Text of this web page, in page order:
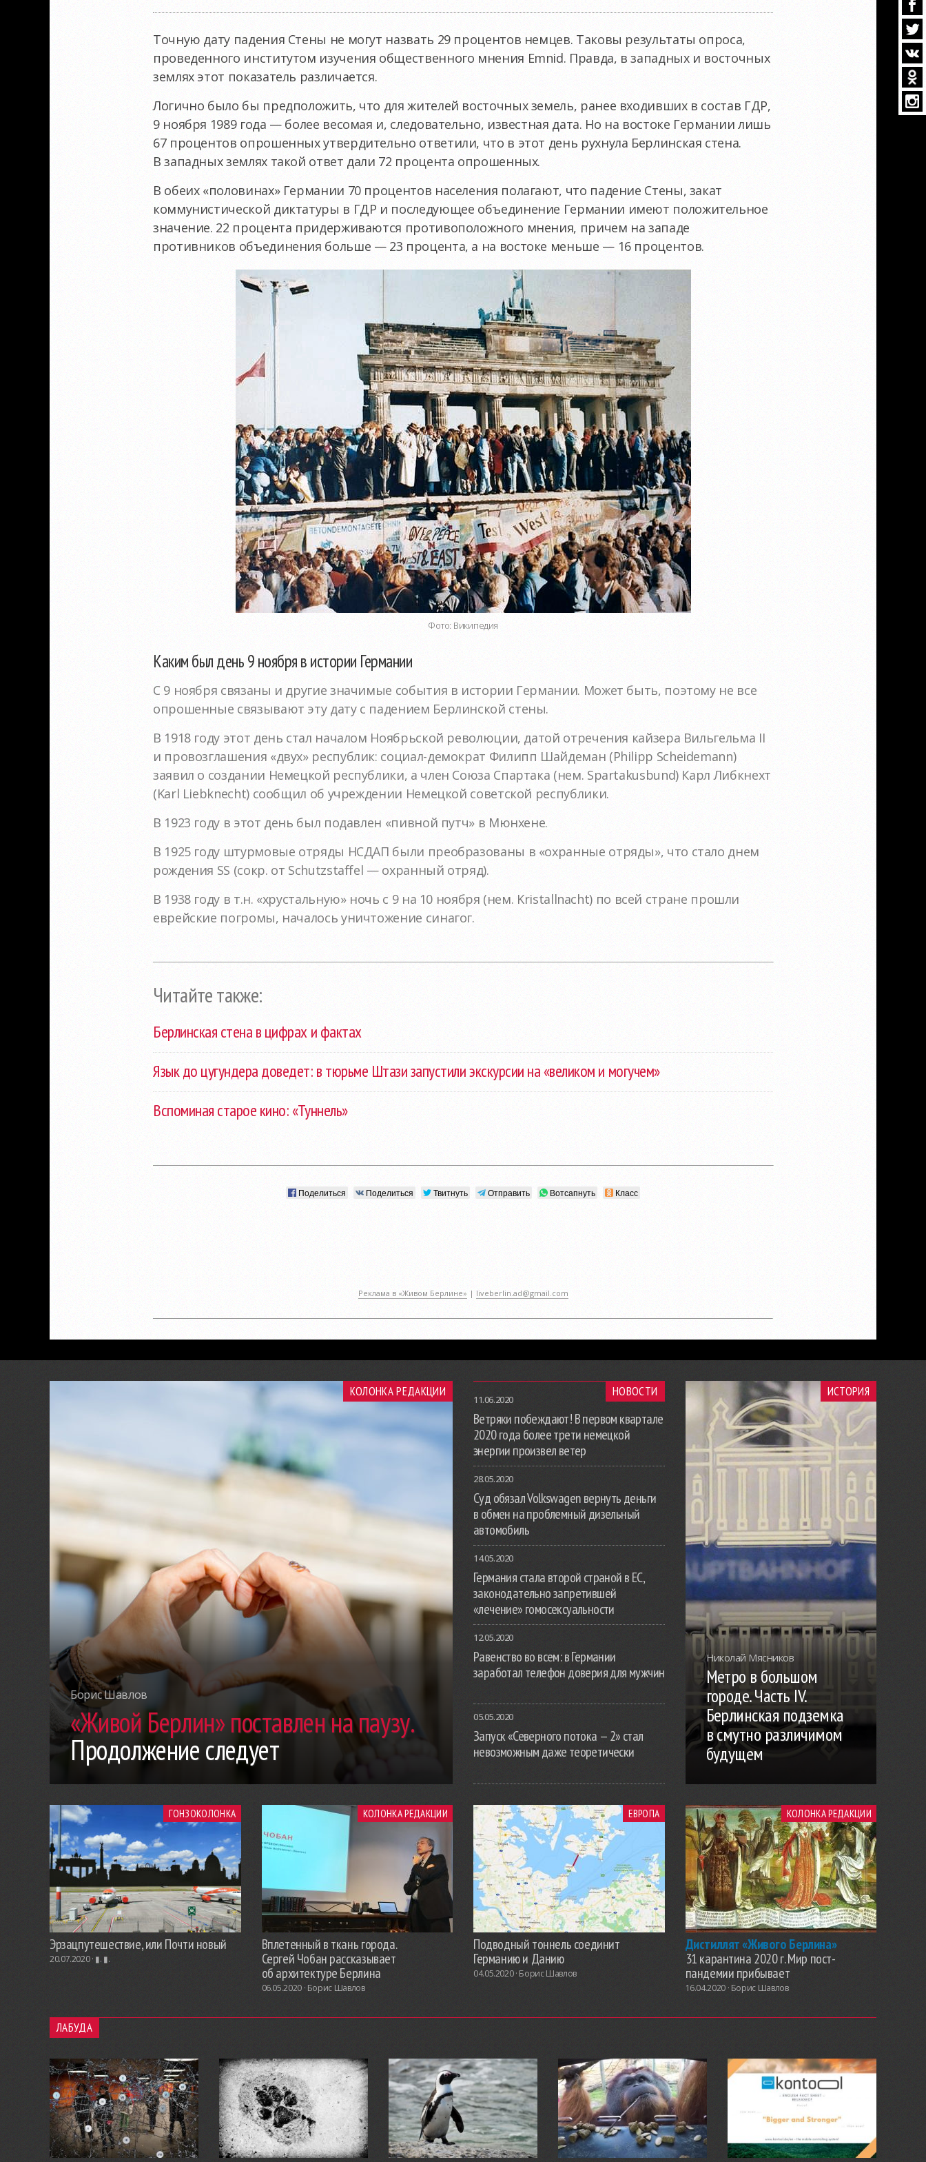
Точную дату падения Стены не могут назвать 29 процентов немцев. Таковы результаты опроса,
проведенного институтом изучения общественного мнения Emnid. Правда, в западных и восточных
землях этот показатель различается.
Логично было бы предположить, что для жителей восточных земель, ранее входивших в состав ГДР,
9 ноября 1989 года — более весомая и, следовательно, известная дата. Но на востоке Германии лишь
67 процентов опрошенных утвердительно ответили, что в этот день рухнула Берлинская стена.
В западных землях такой ответ дали 72 процента опрошенных.
В обеих «половинах» Германии 70 процентов населения полагают, что падение Стены, закат
коммунистической диктатуры в ГДР и последующее объединение Германии имеют положительное
значение. 22 процента придерживаются противоположного мнения, причем на западе
противников объединения больше — 23 процента, а на востоке меньше — 16 процентов.
Фото: Википедия
Каким был день 9 ноября в истории Германии
С 9 ноября связаны и другие значимые события в истории Германии. Может быть, поэтому не все
опрошенные связывают эту дату с падением Берлинской стены.
В 1918 году этот день стал началом Ноябрьской революции, датой отречения кайзера Вильгельма II
и провозглашения «двух» республик: социал-демократ Филипп Шайдеман (Philipp Scheidemann)
заявил о создании Немецкой республики, а член Союза Спартака (нем. Spartakusbund) Карл Либкнехт
(Karl Liebknecht) сообщил об учреждении Немецкой советской республики.
В 1923 году в этот день был подавлен «пивной путч» в Мюнхене.
В 1925 году штурмовые отряды НСДАП были преобразованы в «охранные отряды», что стало днем
рождения SS (сокр. от Schutzstaffel — охранный отряд).
В 1938 году в т.н. «хрустальную» ночь с 9 на 10 ноября (нем. Kristallnacht) по всей стране прошли
еврейские погромы, началось уничтожение синагог.
Читайте также:
Берлинская стена в цифрах и фактах
Язык до цугундера доведет: в тюрьме Штази запустили экскурсии на «великом и могучем»
Вспоминая старое кино: «Туннель»
Поделиться Поделиться Твитнуть Отправить Вотсапнуть Класс
Реклама в «Живом Берлине» | liveberlin.ad@gmail.com
КОЛОНКА РЕДАКЦИИ
Борис Шавлов
«Живой Берлин» поставлен на паузу.
Продолжение следует
НОВОСТИ
11.06.2020
Ветряки побеждают! В первом квартале
2020 года более трети немецкой
энергии произвел ветер
28.05.2020
Суд обязал Volkswagen вернуть деньги
в обмен на проблемный дизельный
автомобиль
14.05.2020
Германия стала второй страной в ЕС,
законодательно запретившей
«лечение» гомосексуальности
12.05.2020
Равенство во всем: в Германии
заработал телефон доверия для мужчин
05.05.2020
Запуск «Северного потока — 2» стал
невозможным даже теоретически
ИСТОРИЯ
Николай Мясников
Метро в большом
городе. Часть IV.
Берлинская подземка
в смутно различимом
будущем
ГОНЗОКОЛОНКА
Эрзацпутешествие, или Почти новый
20.07.2020 · ▮. ▮.
КОЛОНКА РЕДАКЦИИ
Вплетенный в ткань города.
Сергей Чобан рассказывает
об архитектуре Берлина
06.05.2020 · Борис Шавлов
ЕВРОПА
Подводный тоннель соединит
Германию и Данию
04.05.2020 · Борис Шавлов
КОЛОНКА РЕДАКЦИИ
Дистиллят «Живого Берлина»
31 карантина 2020 г. Мир пост-
пандемии прибывает
16.04.2020 · Борис Шавлов
ЛАБУДА